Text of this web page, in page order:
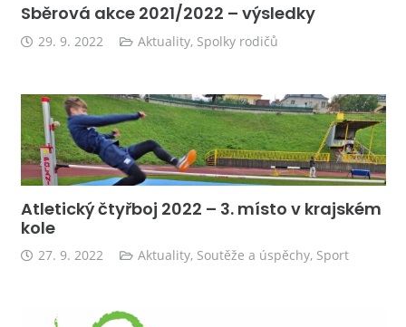
Sběrová akce 2021/2022 – výsledky
29. 9. 2022 Aktuality, Spolky rodičů
Atletický čtyřboj 2022 – 3. místo v krajském
kole
27. 9. 2022 Aktuality, Soutěže a úspěchy, Sport